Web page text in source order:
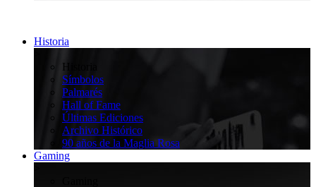
Historia
Historia
Símbolos
Palmarés
Hall of Fame
Últimas Ediciones
Archivo Histórico
90 años de la Maglia Rosa
Gaming